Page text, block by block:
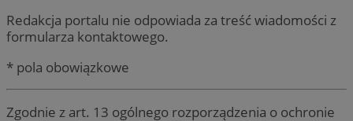
Redakcja portalu nie odpowiada za treść wiadomości z
formularza kontaktowego.
* pola obowiązkowe
Zgodnie z art. 13 ogólnego rozporządzenia o ochronie